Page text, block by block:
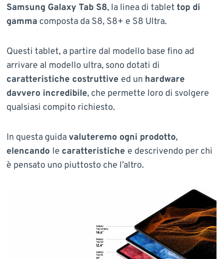
Samsung Galaxy Tab S8, la linea di tablet top di
gamma composta da S8, S8+ e S8 Ultra.
Questi tablet, a partire dal modello base fino ad
arrivare al modello ultra, sono dotati di
caratteristiche costruttive ed un hardware
davvero incredibile, che permette loro di svolgere
qualsiasi compito richiesto.
In questa guidavaluteremo ogni prodotto,
elencando le caratteristiche e descrivendo per chi
è pensato uno piuttosto che l’altro.